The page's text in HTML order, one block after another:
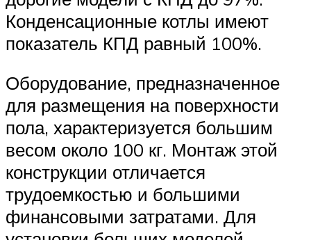
Конденсационные котлы имеют
показатель КПД равный 100%.
Оборудование, предназначенное
для размещения на поверхности
пола, характеризуется большим
весом около 100 кг. Монтаж этой
конструкции отличается
трудоемкостью и большими
финансовыми затратами. Для